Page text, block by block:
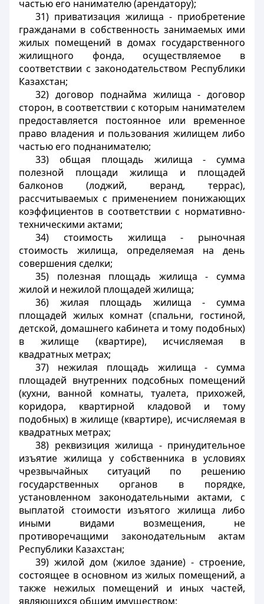
частью его нанимателю (арендатору);
31) приватизация жилища - приобретение
гражданами в собственность занимаемых ими
жилых помещений в домах государственного
жилищного фонда, осуществляемое в
соответствии с законодательством Республики
Казахстан;
32) договор поднайма жилища - договор
сторон, в соответствии с которым нанимателем
предоставляется постоянное или временное
право владения и пользования жилищем либо
частью его поднанимателю;
33) общая площадь жилища - сумма
полезной площади жилища и площадей
балконов (лоджий, веранд, террас),
рассчитываемых с применением понижающих
коэффициентов в соответствии с нормативно-
техническими актами;
34) стоимость жилища - рыночная
стоимость жилища, определяемая на день
совершения сделки;
35) полезная площадь жилища - сумма
жилой и нежилой площадей жилища;
36) жилая площадь жилища - сумма
площадей жилых комнат (спальни, гостиной,
детской, домашнего кабинета и тому подобных)
в жилище (квартире), исчисляемая в
квадратных метрах;
37) нежилая площадь жилища - сумма
площадей внутренних подсобных помещений
(кухни, ванной комнаты, туалета, прихожей,
коридора, квартирной кладовой и тому
подобных) в жилище (квартире), исчисляемая в
квадратных метрах;
38) реквизиция жилища - принудительное
изъятие жилища у собственника в условиях
чрезвычайных ситуаций по решению
государственных органов в порядке,
установленном законодательными актами, с
выплатой стоимости изъятого жилища либо
иными видами возмещения, не
противоречащими законодательным актам
Республики Казахстан;
39) жилой дом (жилое здание) - строение,
состоящее в основном из жилых помещений, а
также нежилых помещений и иных частей,
являющихся общим имуществом;